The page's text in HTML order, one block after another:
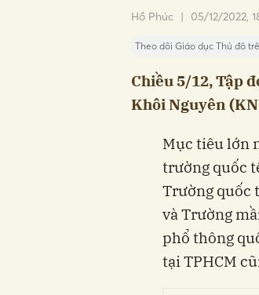
Hồ Phúc | 05/12/2022,
Theo dõi Giáo dục Thủ đô
Chiều 5/12, Tập
Khôi Nguyên
Mục tiêu lớn
trường quốc
Trường quốc
và Trường
phổ thông
tại TPHCM